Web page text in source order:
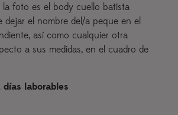
la foto es el body cuello batista
el nombre del/a peque en el
así como cualquier otra
a sus medidas, en el cuadro de
días laborables